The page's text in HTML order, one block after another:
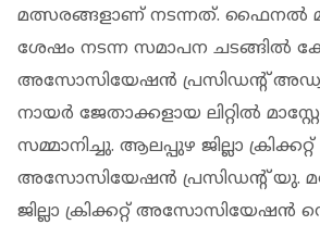
മത്സരങ്ങളാണ് നടന്നത്. ഫൈനൽ
ശേഷം നടന്ന സമാപന ചടങ്ങിൽ
അസോസിയേഷൻ പ്രസിഡന്റ് അഡ്വ.
നായർ ജേതാക്കളായ ലിറ്റിൽ
സമ്മാനിച്ചു. ആലപ്പുഴ ജില്ലാ ക്രിക്കറ്റ്
അസോസിയേഷൻ പ്രസിഡന്റ് യു.
ജില്ലാ ക്രിക്കറ്റ് അസോസിയേഷൻ